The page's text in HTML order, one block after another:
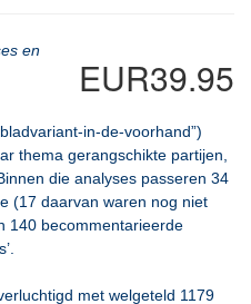
EUR39.95
en
in-de-voorhand”)
thema gerangschikte partijen,
die analyses passeren 34
(17 daarvan waren nog niet
140 becommentarieerde
met welgeteld 1179